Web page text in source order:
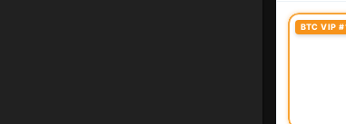
BTC VIP